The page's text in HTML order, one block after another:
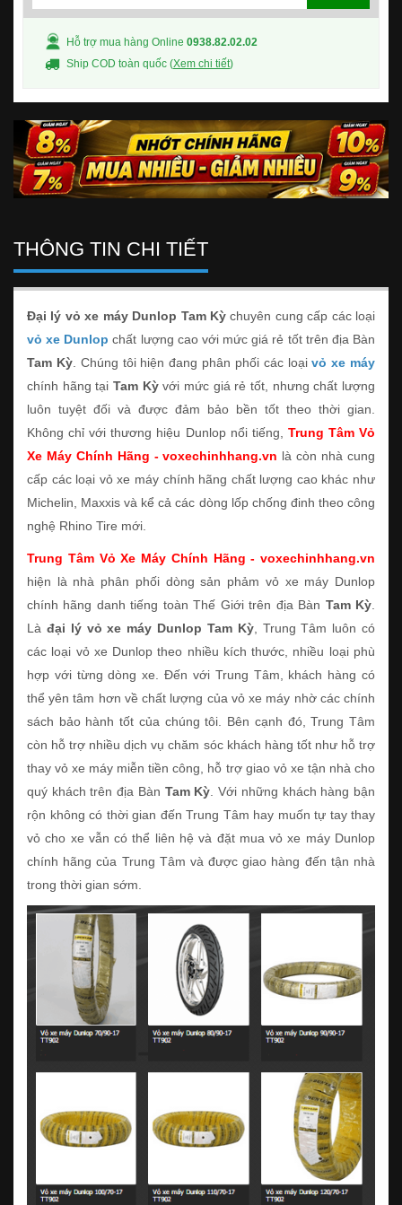
Hỗ trợ mua hàng Online 0938.82.02.02
Ship COD toàn quốc (Xem chi tiết)
THÔNG TIN CHI TIẾT
Đại lý vỏ xe máy Dunlop Tam Kỳchuyên cung cấp các loại
vỏ xe Dunlop chất lượng cao với mức giá rẻ tốt trên địa Bàn
Tam Kỳ. Chúng tôi hiện đang phân phối các loạivỏ xe máy
chính hãng tại Tam Kỳvới mức giá rẻ tốt, nhưng chất lượng
luôn tuyệt đối và được đảm bảo bền tốt theo thời gian.
Không chỉ với thương hiệu Dunlop nổi tiếng, Trung Tâm Vỏ
Xe Máy Chính Hãng - voxechinhhang.vn là còn nhà cung
cấp các loại vỏ xe máy chính hãng chất lượng cao khác như
Michelin, Maxxis và kể cả các dòng lốp chống đinh theo công
nghệ Rhino Tire mới.
Trung Tâm Vỏ Xe Máy Chính Hãng - voxechinhhang.vn
hiện là nhà phân phối dòng sản phảm vỏ xe máy Dunlop
chính hãng danh tiếng toàn Thế Giới trên địa Bàn Tam Kỳ
Là đại lý vỏ xe máy Dunlop Tam Kỳ, Trung Tâm luôn có
các loại vỏ xe Dunlop theo nhiều kích thước, nhiều loại phù
hợp với từng dòng xe. Đến với Trung Tâm, khách hàng có
thể yên tâm hơn về chất lượng của vỏ xe máy nhờ các chính
sách bảo hành tốt của chúng tôi. Bên cạnh đó, Trung Tâm
còn hỗ trợ nhiều dịch vụ chăm sóc khách hàng tốt như hỗ trợ
thay vỏ xe máy miễn tiền công, hỗ trợ giao vỏ xe tận nhà cho
quý khách trên địa Bàn Tam Kỳ . Với những khách hàng bận
rộn không có thời gian đến Trung Tâm hay muốn tự tay thay
vỏ cho xe vẫn có thể liên hệ và đặt mua vỏ xe máy Dunlop
chính hãng của Trung Tâm và được giao hàng đến tận nhà
trong thời gian sớm.